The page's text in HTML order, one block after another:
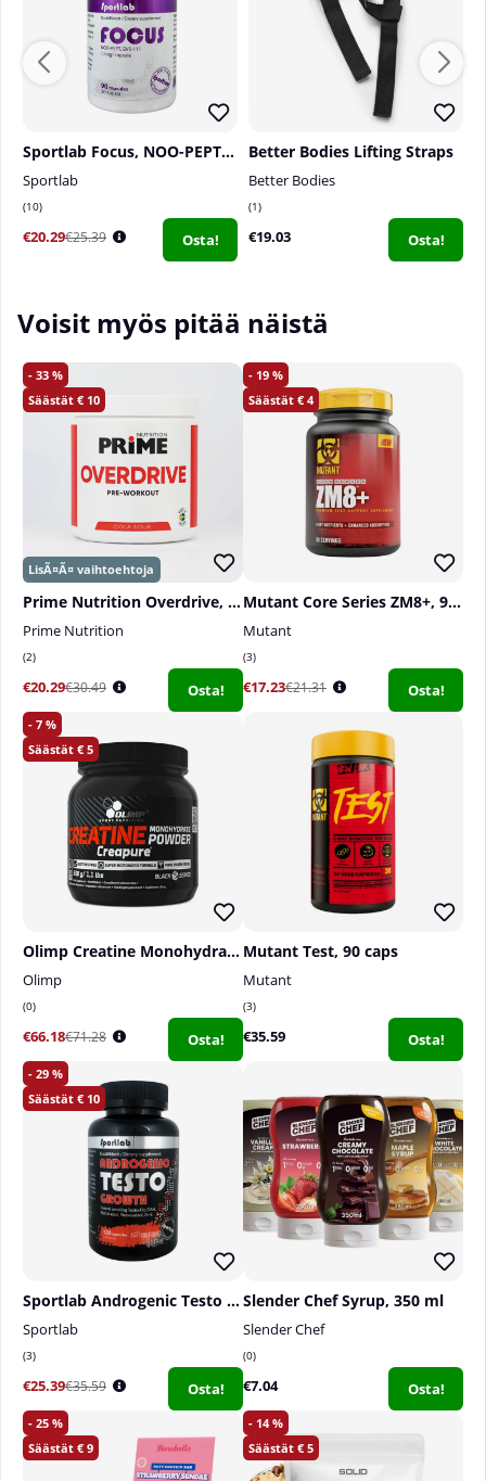
Sportlab Focus, NOO-PEPT, 90 caps
Sportlab
10
€20.29€25.39 Osta!
Better Bodies Lifting Straps
Better Bodies
1
€19.03 Osta!
Voisit myös pitää näistä
33
10
Prime Nutrition Overdrive, 300 g
Prime Nutrition
2
€20.29€30.49 Osta!
19
4
Mutant Core Series ZM8+, 90 caps
Mutant
3
€17.23€21.31 Osta!
7
5
Olimp Creatine Monohydrate Powder Creapure, 500 g
Olimp
0
€66.18€71.28 Osta!
Mutant Test, 90 caps
Mutant
3
€35.59 Osta!
29
10
Sportlab Androgenic Testo Growth, 120 caps
Sportlab
3
€25.39€35.59 Osta!
Slender Chef Syrup, 350 ml
Slender Chef
0
€7.04 Osta!
25
9
14
5